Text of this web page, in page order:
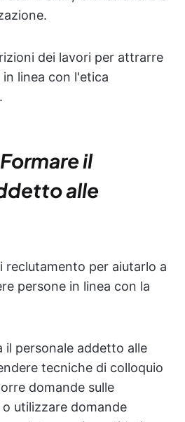
dei lavori per attrarre
linea con l'etica
il
alle
reclutamento per aiutarlo a
persone in linea con la
il personale addetto alle
tecniche di colloquio
domande sulle
utilizzare domande